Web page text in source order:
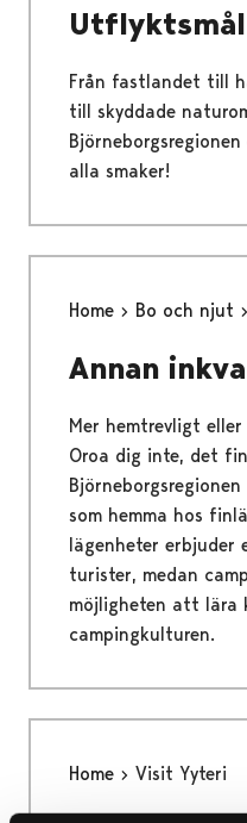
Utflyktsmål
Från fastlandet till
till skyddade
alla smaker!
Home Bo och njut
Annan
Mer hemtrevligt
Oroa dig inte, det
som hemma hos
lägenheter erbjuder
turister, medan
möjligheten att lära
campingkulturen.
Home Visit Yyteri